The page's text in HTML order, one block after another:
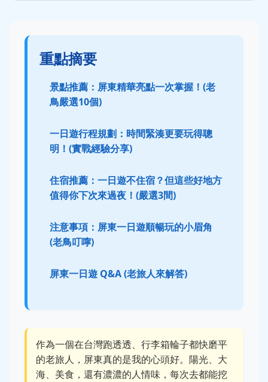
重點摘要
景點推薦：屏東精華亮點一次掌握！(老
鳥嚴選10個)
一日遊行程規劃：時間緊湊更要玩得聰
明！(實戰經驗分享)
住宿推薦：一日遊不住宿？但這些好地方
值得你下次來過夜！(嚴選3間)
注意事項：屏東一日遊順暢玩的小眉角
(老鳥叮嚀)
屏東一日遊 Q&A (老旅人來解答)
作為一個在台灣跑透透、行李箱輪子都快磨平
的老旅人，屏東真的是我的心頭好。陽光、大
海、美食，還有濃濃的人情味，每次去都能挖